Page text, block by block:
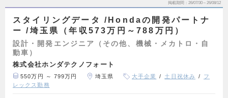
掲載期間 26/07/30～26/08/12
スタイリングデータ /Hondaの開発パートナ
ー /埼玉県（年収573万円～788万円）
設計・開発エンジニア（その他、機械・メカトロ・自
動車）
株式会社ホンダテクノフォート
550万円 ～ 799万円 埼玉県 大手企業 土日祝休み
フ
レックス勤務